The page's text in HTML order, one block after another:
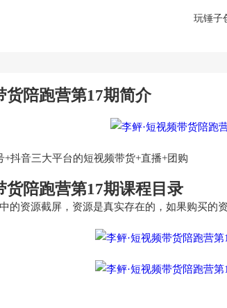
玩锤子
货陪跑营第17期简介
+抖音三大平台的短视频带货+直播+团购
货陪跑营第17期课程目录
的资源截屏，资源是真实存在的，如果购买的